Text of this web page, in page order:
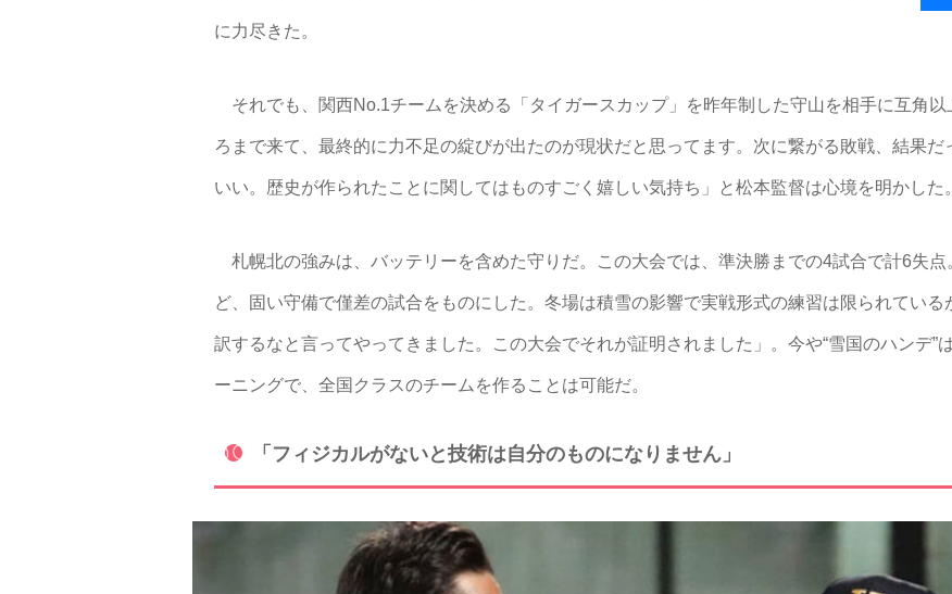
に力尽きた。
それでも、関西No.1チームを決める「タイガースカップ」を昨年制した守山を相手に互角以
ろまで来て、最終的に力不足の綻びが出たのが現状だと思ってます。次に繋がる敗戦、結果
いい。歴史が作られたことに関してはものすごく嬉しい気持ち」と松本監督は心境を明かした。
札幌北の強みは、バッテリーを含めた守りだ。この大会では、準決勝までの4試合で計6失
ど、固い守備で僅差の試合をものにした。冬場は積雪の影響で実戦形式の練習は限られてい
訳するなと言ってやってきました。この大会でそれが証明されました」。今や“雪国のハンデ”
ーニングで、全国クラスのチームを作ることは可能だ。
「フィジカルがないと技術は自分のものになりません」